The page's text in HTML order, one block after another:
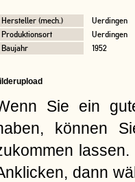
Hersteller (mech.)
Uerdingen
Produktionsort
Uerdingen
Baujahr
1952
Sie ein
können
dann